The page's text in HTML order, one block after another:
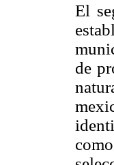
El
de